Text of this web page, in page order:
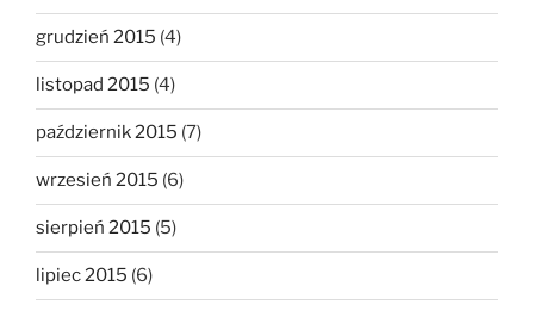
grudzień 2015 (4)
listopad 2015 (4)
październik 2015 (7)
wrzesień 2015 (6)
sierpień 2015 (5)
lipiec 2015 (6)